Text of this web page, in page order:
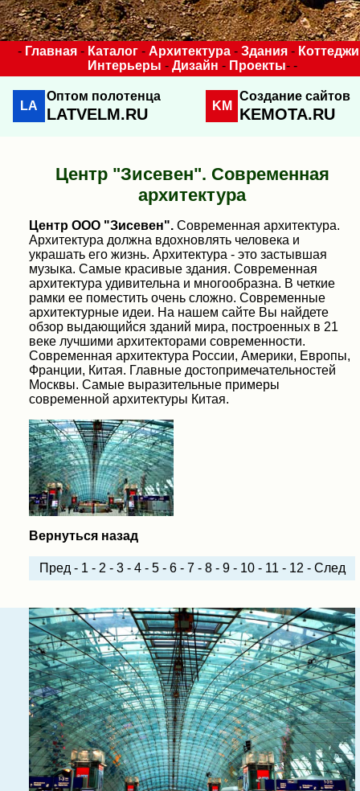
- Главная - Каталог - Архитектура - Здания - Коттеджи
Интерьеры - Дизайн - Проекты- -
LA
Оптом полотенца
LATVELM.RU KM
Создание сайтов
KEMOTA.RU
Центр "Зисевен". Современная
архитектура
Центр ООО "Зисевен". Современная архитектура.
Архитектура должна вдохновлять человека и
украшать его жизнь. Архитектура - это застывшая
музыка. Самые красивые здания. Современная
архитектура удивительна и многообразна. В четкие
рамки ее поместить очень сложно. Современные
архитектурные идеи. На нашем сайте Вы найдете
обзор выдающийся зданий мира, построенных в 21
веке лучшими архитекторами современности.
Современная архитектура России, Америки, Европы,
Франции, Китая. Главные достопримечательностей
Москвы. Самые выразительные примеры
современной архитектуры Китая.
Вернуться назад
Пред - 1 - 2 - 3- 4- 5- 6- 7- 8- 9- 10- 11 - 12 - След